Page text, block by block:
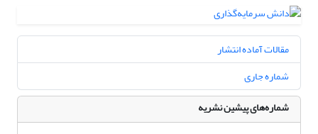
مقالات آماده انتشار
شماره جاری
شماره‌های پیشین نشریه